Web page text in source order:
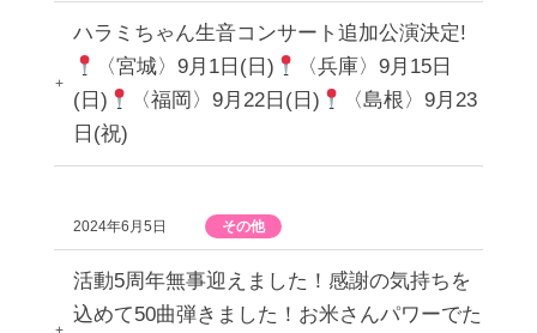
ハラミちゃん生音コンサート追加公演決定!
〈宮城〉9月1日(日)
〈兵庫〉9月15日
(日)
〈福岡〉9月22日(日)
〈島根〉9月23
日(祝)
2024年6月5日 その他
活動5周年無事迎えました！感謝の気持ちを
込めて50曲弾きました！お米さんパワーでた